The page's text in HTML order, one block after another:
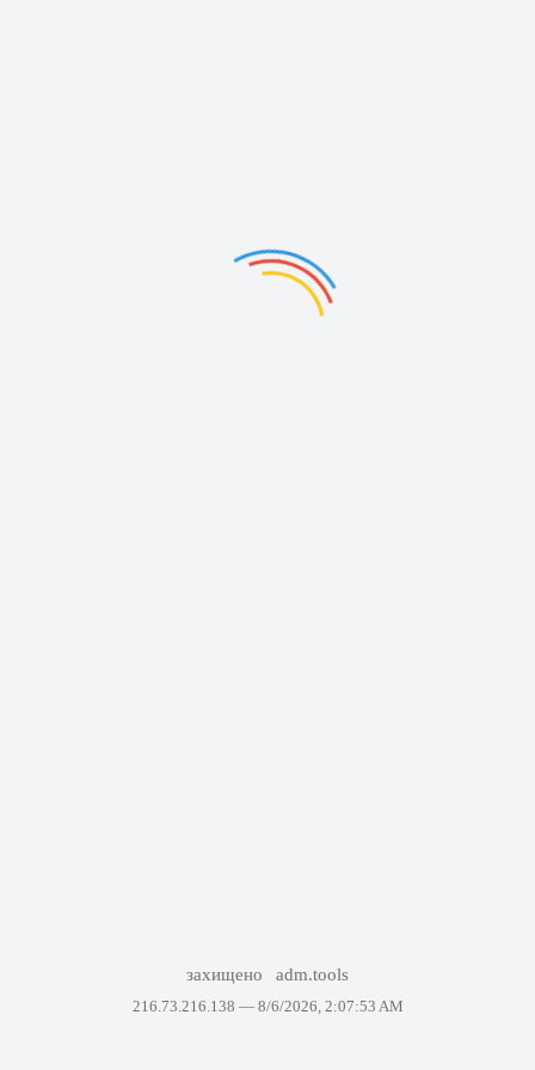
захищено adm.tools
216.73.216.138 — 8/6/2026, 2:07:53 AM